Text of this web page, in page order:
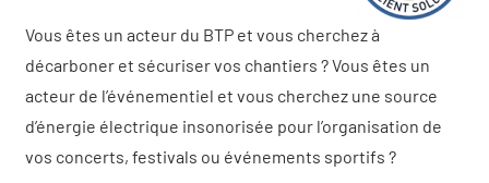
Vous êtes un acteur du BTP et vous cherchez à
décarboner et sécuriser vos chantiers ? Vous êtes un
acteur de l’événementiel et vous cherchez une source
d’énergie électrique insonorisée pour l’organisation de
vos concerts, festivals ou événements sportifs ?